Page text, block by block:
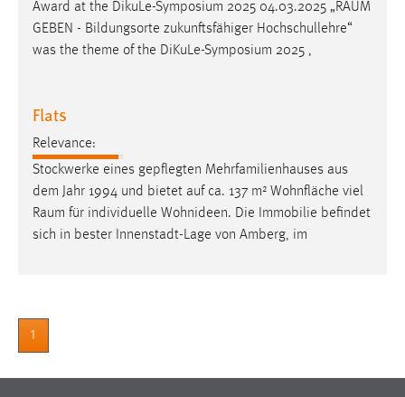
Award at the DikuLe-Symposium 2025 04.03.2025 „RAUM
GEBEN - Bildungsorte zukunftsfähiger Hochschullehre“
was the theme of the DiKuLe-Symposium 2025 ,
Flats
Relevance:
Stockwerke eines gepflegten Mehrfamilienhauses aus
dem Jahr 1994 und bietet auf ca. 137 m² Wohnfläche viel
Raum für individuelle Wohnideen. Die Immobilie befindet
sich in bester Innenstadt-Lage von Amberg, im
1